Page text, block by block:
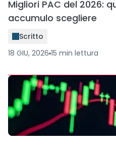
Migliori PAC del 2026:
accumulo scegliere
Scritto
18 GIU, 2026 15 min lettura